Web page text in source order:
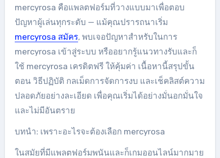
mercyrosa คือแพลตฟอร์มที่วางแบบมาเพื่อตอบ
ปัญหาผู้เล่นทุกระดับ — แม้คุณปรารถนาเริ่ม
mercyrosa สมัคร, พบเจอปัญหาสำหรับในการ
mercyrosa เข้าสู่ระบบ หรืออยากรู้แนวทางรับและก็
ใช้ mercyrosa เครดิตฟรี ให้คุ้มค่า เนื้อหานี้สรุปขั้น
ตอน วิธีปฏิบัติ กลเม็ดการจัดการงบ และเช็คลิสต์ความ
ปลอดภัยอย่างละเอียด เพื่อคุณเริ่มได้อย่างมั่นอกมั่นใจ
และไม่มีอันตราย
บทนำ: เพราะอะไรจะต้องเลือก mercyrosa
ในสมัยที่มีแพลตฟอร์มพนันและก็เกมออนไลน์มากมาย